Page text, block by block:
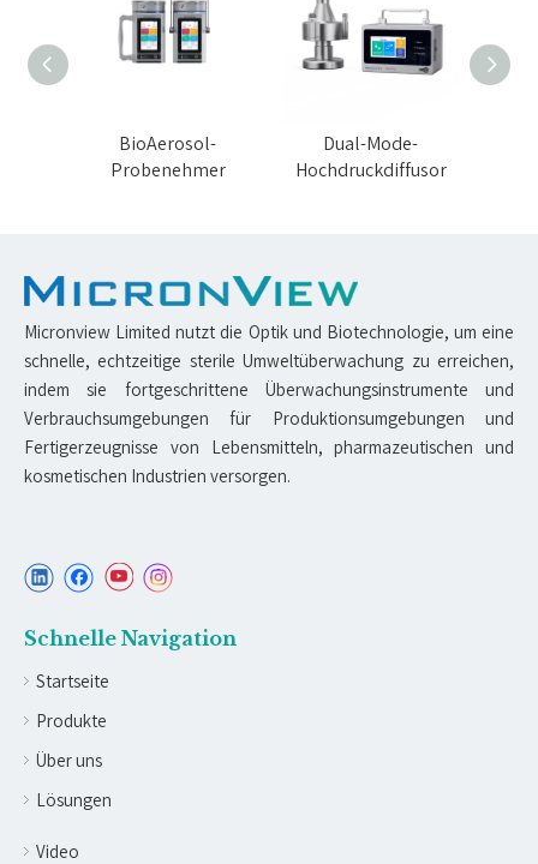
BioAerosol-
Probenehmer
Dual-Mode-
Hochdruckdiffusor
Micronview Limited nutzt die Optik und Biotechnologie, um eine
schnelle, echtzeitige sterile Umweltüberwachung zu erreichen,
indem sie fortgeschrittene Überwachungsinstrumente und
Verbrauchsumgebungen für Produktionsumgebungen und
Fertigerzeugnisse von Lebensmitteln, pharmazeutischen und
kosmetischen Industrien versorgen.
Schnelle Navigation
Startseite
Produkte
Über uns
Lösungen
Video